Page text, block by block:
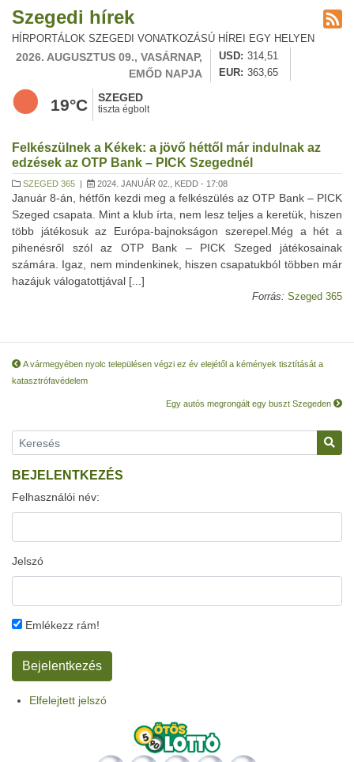
Szegedi hírek
HÍRPORTÁLOK SZEGEDI VONATKOZÁSÚ HÍREI EGY HELYEN
2026. AUGUSZTUS 09., VASÁRNAP,
EMŐD NAPJA
USD
314,51
EUR
363,65
19°C SZEGED
tiszta égbolt
Felkészülnek a Kékek: a jövő héttől már indulnak az
edzések az OTP Bank – PICK Szegednél
SZEGED 365 | 2024. JANUÁR 02., KEDD - 17:08
Január 8-án, hétfőn kezdi meg a felkészülés az OTP Bank – PICK
Szeged csapata. Mint a klub írta, nem lesz teljes a keretük, hiszen
több játékosuk az Európa-bajnokságon szerepel.Még a hét a
pihenésről szól az OTP Bank – PICK Szeged játékosainak
számára. Igaz, nem mindenkinek, hiszen csapatukból többen már
hazájuk válogatottjával [...]
Forrás: Szeged 365
A vármegyében nyolc településen végzi ez év elejétől a kémények tisztítását a
katasztrófavédelem
Egy autós megrongált egy buszt Szegeden
BEJELENTKEZÉS
Felhasználói név:
Jelszó
Emlékezz rám!
Elfelejtett jelszó